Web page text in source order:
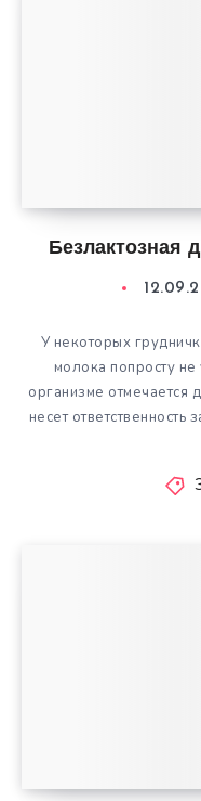
Безлактозная
У некоторых
молока попросту
организме отмечается
несет